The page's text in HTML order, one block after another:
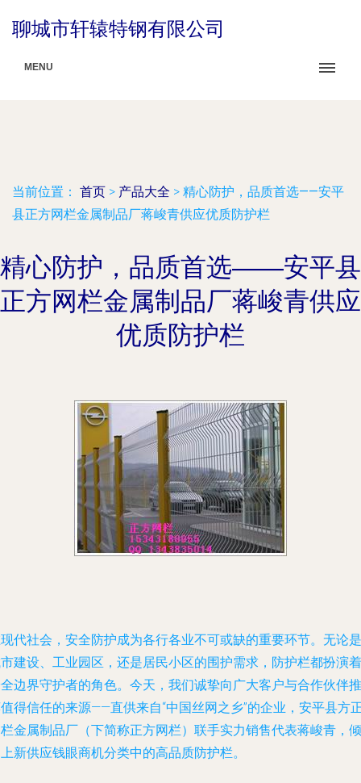
聊城市轩辕特钢有限公司
MENU
当前位置： 首页 > 产品大全 > 精心防护，品质首选——安平
县正方网栏金属制品厂蒋峻青供应优质防护栏
精心防护，品质首选——安平县
正方网栏金属制品厂蒋峻青供应
优质防护栏
代社会，安全防护成为各行各业不可或缺的重要环节。无论是
建设、工业园区，还是居民小区的围护需求，防护栏都扮演着
边界守护者的角色。今天，我们诚挚向广大客户与合作伙伴推
得信任的来源——直供来自“中国丝网之乡”的企业，安平县方
金属制品厂（下简称正方网栏）联手实力销售代表蒋峻青，倾
新供应钱眼商机分类中的高品质防护栏。